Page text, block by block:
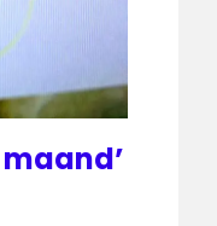
maand’